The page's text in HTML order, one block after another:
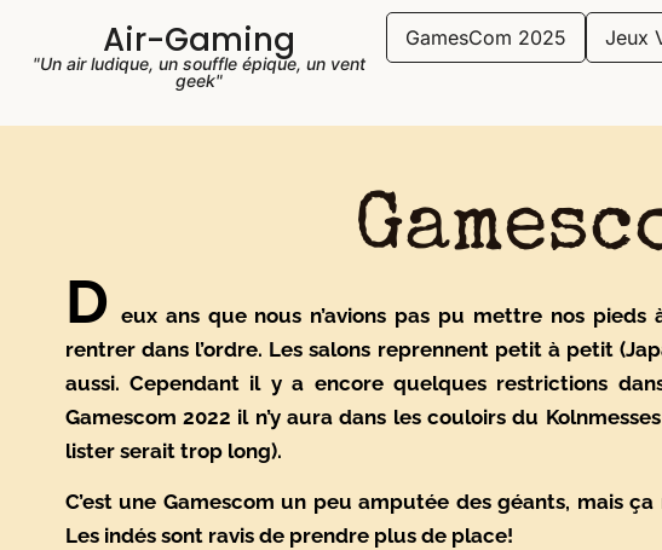
Air-Gaming
"Un air ludique, un souffle épique, un vent
geek"
GamesCom 2025 Jeux
D eux ans que nous n’avions pas pu mettre nos
rentrer dans l’ordre. Les salons reprennent petit à petit
aussi. Cependant il y a encore quelques restrictions
Gamescom 2022 il n’y aura dans les couloirs du
lister serait trop long).
C’est une Gamescom un peu amputée des géants, mais
Les indés sont ravis de prendre plus de place!